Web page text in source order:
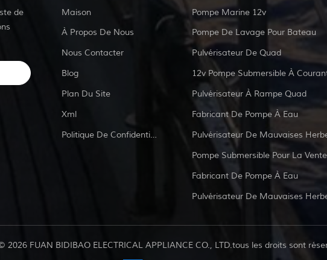
de
Maison
À Propos De Nous
Nous Contacter
Blog
Plan Du Site
Xml
Politique De Confidentialité
Pompe Marine 12v
Pompe De Lavage Pour Bateau
Pulvérisateur De Quad
Pulvérisateur À Rampe Quad
Fabricant De Pompe À Eau
Pulvérisateur De Mauvaises
Pompe Submersible Pour La Vente
Fabricant De Pompe À Eau
Pulvérisateur De Mauvaises
FUAN BIDIBAO ELECTRICAL APPLIANCE CO., LTD.tous les droits sont